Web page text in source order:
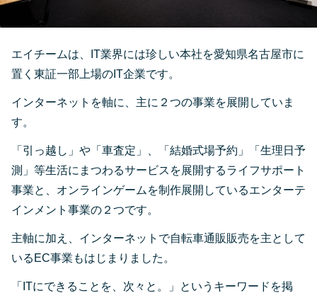
エイチームは、IT業界には珍しい本社を愛知県名古屋市に
置く東証一部上場のIT企業です。
インターネットを軸に、主に２つの事業を展開していま
す。
「引っ越し」や「車査定」、「結婚式場予約」「生理日予
測」等生活にまつわるサービスを展開するライフサポート
事業と、オンラインゲームを制作展開しているエンターテ
インメント事業の２つです。
主軸に加え、インターネットで自転車通販販売を主として
いるEC事業もはじまりました。
「ITにできることを、次々と。」というキーワードを掲